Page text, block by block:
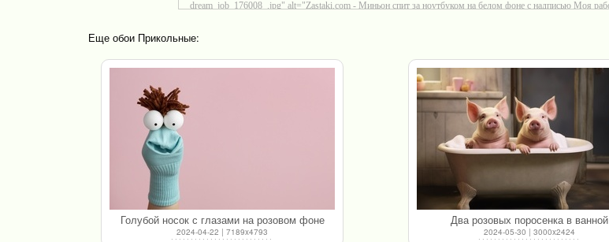
Еще обои Прикольные:
Голубой носок с глазами на розовом фоне
2024-04-22 | 7189x4793
Два розовых поросенка в ванной
2024-05-30 | 3000x2424